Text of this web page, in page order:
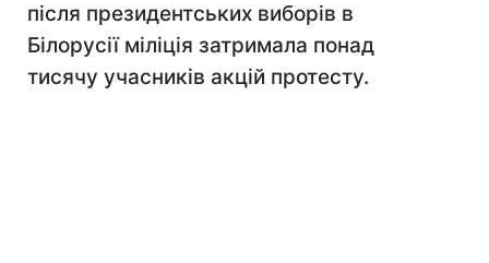
після президентських виборів в
Білорусії міліція затримала понад
тисячу учасників акцій протесту.